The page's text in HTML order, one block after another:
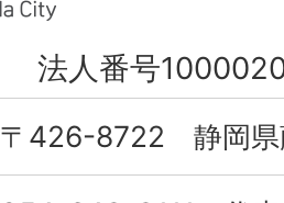
法人番号
〒426-8722 静岡県